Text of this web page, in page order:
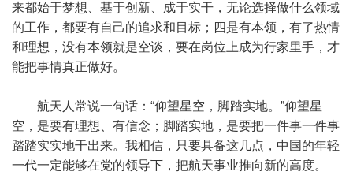
来都始于梦想、基于创新、成于实干，无论选择做什么领域
的工作，都要有自己的追求和目标；四是有本领，有了热情
和理想，没有本领就是空谈，要在岗位上成为行家里手，才
能把事情真正做好。
航天人常说一句话：“仰望星空，脚踏实地。”仰望星
空，是要有理想、有信念；脚踏实地，是要把一件事一件事
踏踏实实地干出来。我相信，只要具备这几点，中国的年轻
一代一定能够在党的领导下，把航天事业推向新的高度。